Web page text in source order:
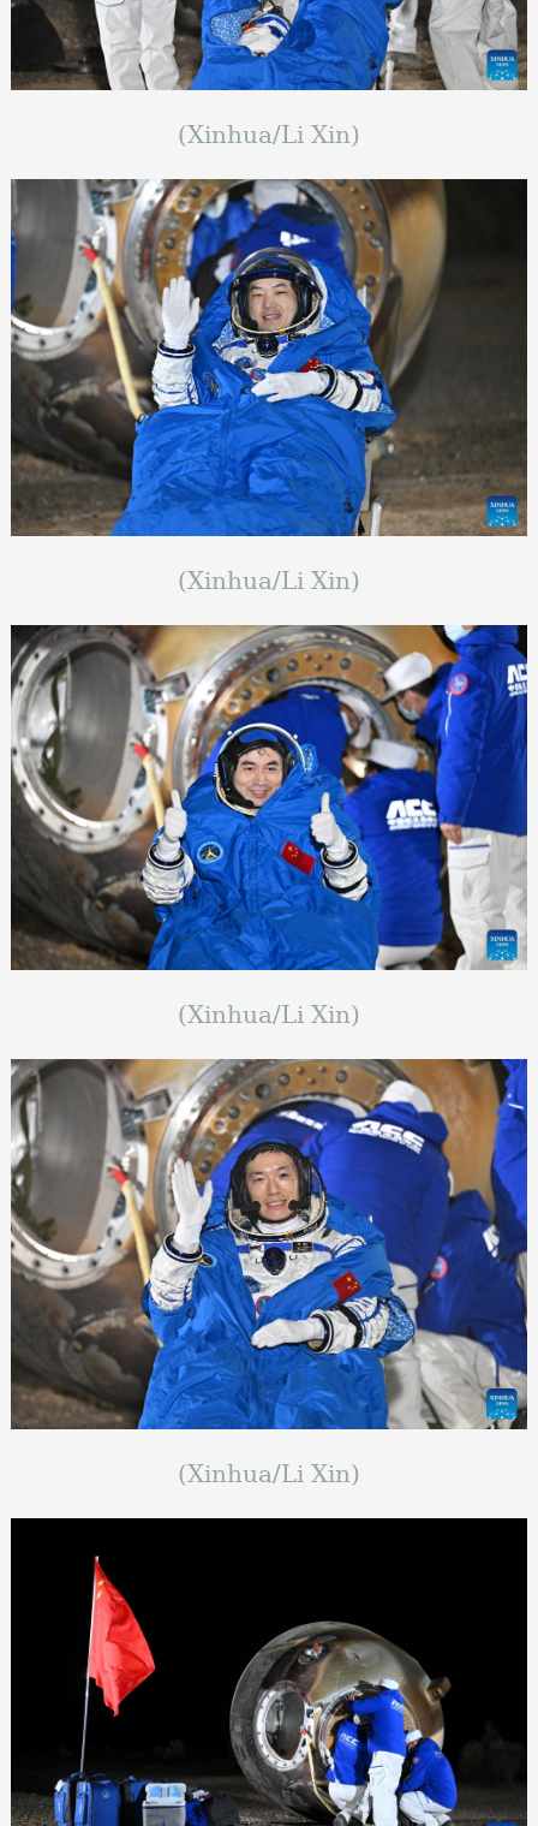
(Xinhua/Li Xin)
(Xinhua/Li Xin)
(Xinhua/Li Xin)
(Xinhua/Li Xin)